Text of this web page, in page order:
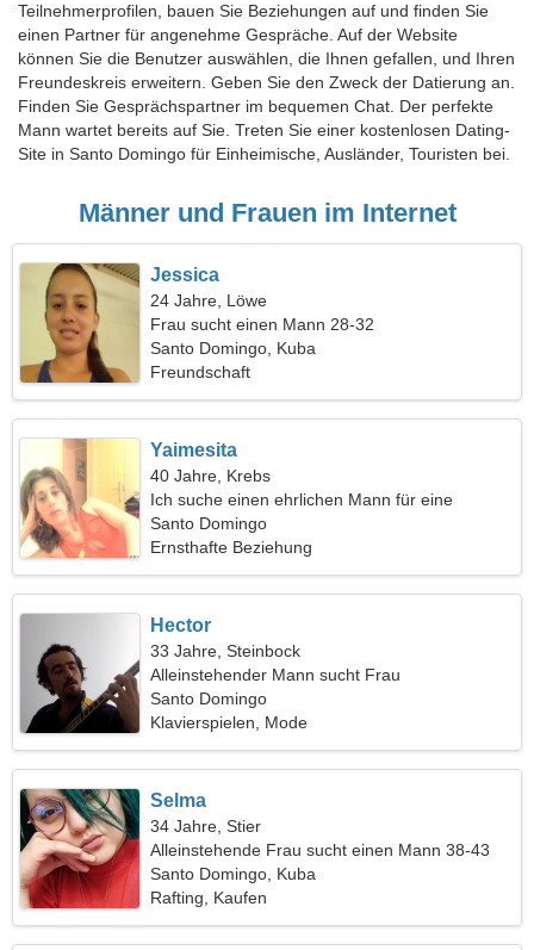
Teilnehmerprofilen, bauen Sie Beziehungen auf und finden Sie
einen Partner für angenehme Gespräche. Auf der Website
können Sie die Benutzer auswählen, die Ihnen gefallen, und Ihren
Freundeskreis erweitern. Geben Sie den Zweck der Datierung an.
Finden Sie Gesprächspartner im bequemen Chat. Der perfekte
Mann wartet bereits auf Sie. Treten Sie einer kostenlosen Dating-
Site in Santo Domingo für Einheimische, Ausländer, Touristen bei.
Männer und Frauen im Internet
Jessica
24 Jahre, Löwe
Frau sucht einen Mann 28-32
Santo Domingo, Kuba
Freundschaft
Yaimesita
40 Jahre, Krebs
Ich suche einen ehrlichen Mann für eine
Wanderung
Santo Domingo
Ernsthafte Beziehung
Hector
33 Jahre, Steinbock
Alleinstehender Mann sucht Frau
Santo Domingo
Klavierspielen, Mode
Selma
34 Jahre, Stier
Alleinstehende Frau sucht einen Mann 38-43
Santo Domingo, Kuba
Rafting, Kaufen